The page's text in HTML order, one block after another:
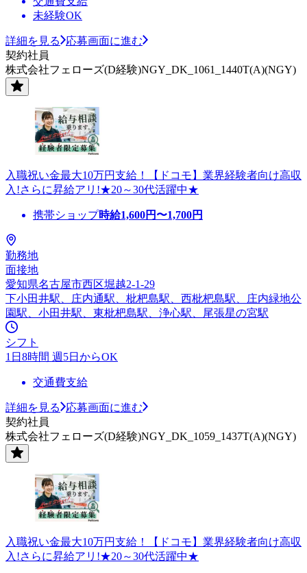
未経験OK
詳細を見る
応募画面に進む
契約社員
株式会社フェローズ(D経験)NGY_DK_1061_1440T(A)(NGY)
入職祝い金最大10万円支給！【ドコモ】業界経験者向け高収
入!さらに昇給アリ!★20～30代活躍中★
携帯ショップ時給1,600円〜1,700円
勤務地
面接地
愛知県名古屋市西区堀越2-1-29
下小田井駅、庄内通駅、枇杷島駅、西枇杷島駅、庄内緑地公
園駅、小田井駅、東枇杷島駅、浄心駅、尾張星の宮駅
シフト
1日8時間 週5日からOK
交通費支給
詳細を見る
応募画面に進む
契約社員
株式会社フェローズ(D経験)NGY_DK_1059_1437T(A)(NGY)
入職祝い金最大10万円支給！【ドコモ】業界経験者向け高収
入!さらに昇給アリ!★20～30代活躍中★